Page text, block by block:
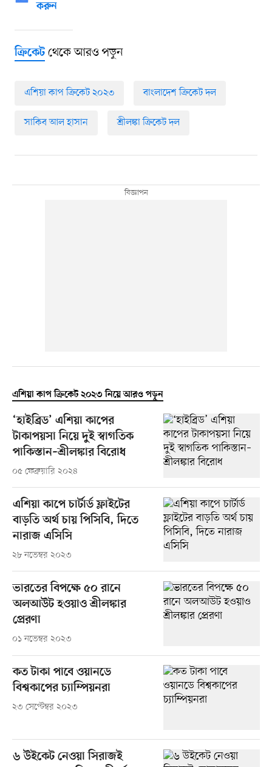
করুন
ক্রিকেটথেকে আরও পড়ুন
এশিয়া কাপ ক্রিকেট ২০২৩ বাংলাদেশ ক্রিকেট দল
সাকিব আল হাসান শ্রীলঙ্কা ক্রিকেট দল
এশিয়া কাপ ক্রিকেট ২০২৩ নিয়ে আরও পড়ুন
‘হাইব্রিড’ এশিয়া কাপের
টাকাপয়সা নিয়ে দুই স্বাগতিক
পাকিস্তান–শ্রীলঙ্কার বিরোধ
০৫ ফেব্রুয়ারি ২০২৪
এশিয়া কাপে চার্টার্ড ফ্লাইটের
বাড়তি অর্থ চায় পিসিবি, দিতে
নারাজ এসিসি
২৮ নভেম্বর ২০২৩
ভারতের বিপক্ষে ৫০ রানে
অলআউট হওয়াও শ্রীলঙ্কার
প্রেরণা
০১ নভেম্বর ২০২৩
কত টাকা পাবে ওয়ানডে
বিশ্বকাপের চ্যাম্পিয়নরা
২৩ সেপ্টেম্বর ২০২৩
৬ উইকেট নেওয়া সিরাজই